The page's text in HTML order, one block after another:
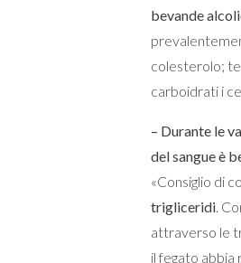
bevande
colesterolo;
carboidrati i
– Durante le
del sangue è
«Consiglio di
trigliceridi.
attraverso le
il fegato abbia